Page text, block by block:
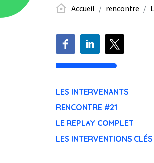
Accueil rencontre
LES INTERVENANTS
RENCONTRE #21
LE REPLAY COMPLET
LES INTERVENTIONS CLÉS